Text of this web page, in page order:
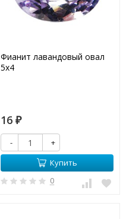
Фианит лавандовый овал
5х4
16 ₽
-
+
Купить
0